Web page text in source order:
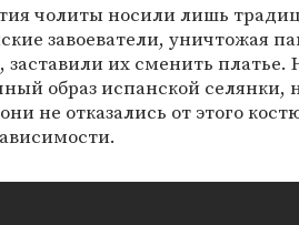
чолиты носили лишь
завоеватели, уничтожая
заставили их сменить
образ испанской селянки,
не отказались от этого